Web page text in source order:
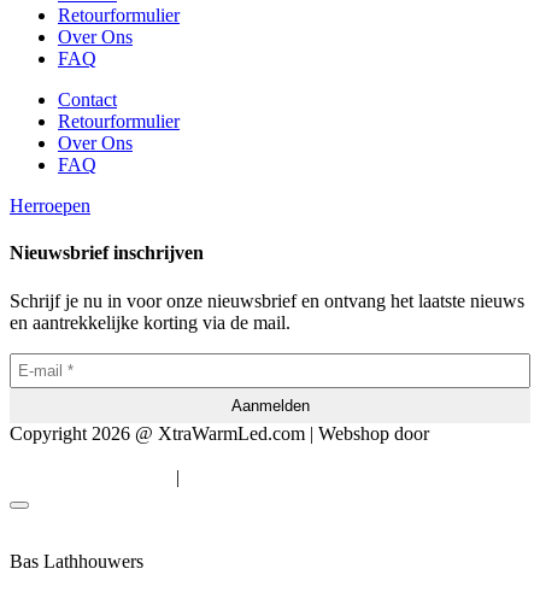
Retourformulier
Over Ons
FAQ
Contact
Retourformulier
Over Ons
FAQ
Herroepen
Nieuwsbrief inschrijven
Schrijf je nu in voor onze nieuwsbrief en ontvang het laatste nieuws
en aantrekkelijke korting via de mail.
Copyright 2026 @ XtraWarmLed.com | Webshop door
|
Bas Lathhouwers